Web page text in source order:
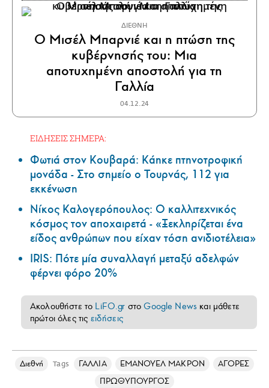
ΔΙΕΘΝΗ
Ο Μισέλ Μπαρνιέ και η πτώση της
κυβέρνησής του: Μια
αποτυχημένη αποστολή για τη
Γαλλία
04.12.24
ΕΙΔΗΣΕΙΣ ΣΗΜΕΡΑ:
Φωτιά στον Κουβαρά: Κάηκε πτηνοτροφική
μονάδα - Στο σημείο ο Τουρνάς, 112 για
εκκένωση
Νίκος Καλογερόπουλος: Ο καλλιτεχνικός
κόσμος τον αποχαιρετά - «Ξεκληρίζεται ένα
είδος ανθρώπων που είχαν τόση ανιδιοτέλεια»
IRIS: Πότε μία συναλλαγή μεταξύ αδελφών
φέρνει φόρο 20%
Ακολουθήστε το LiFO.gr στοGoogle News και μάθετε
πρώτοι όλες τις ειδήσεις
Διεθνή Tags ΓΑΛΛΙΑ ΕΜΑΝΟΥΕΛ ΜΑΚΡΟΝ
ΑΓΟΡΕΣ
ΠΡΩΘΥΠΟΥΡΓΟΣ